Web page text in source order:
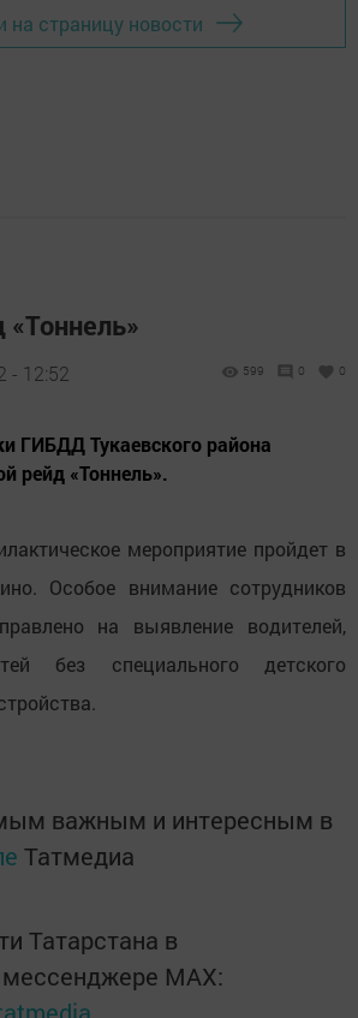
на страницу новости
- 12:52 599 0 0
ГИБДД Тукаевского района
рейд «Тоннель».
мероприятие пройдет в
Особое внимание сотрудников
на выявление водителей,
без специального детского
важным и интересным в
Татмедиа
Татарстана в
MАХ: